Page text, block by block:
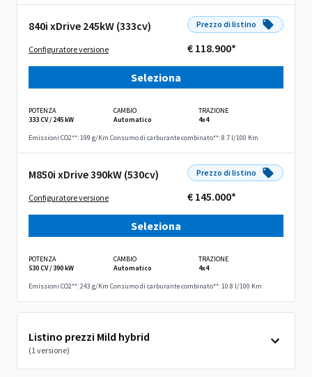
840i xDrive 245kW (333cv)
Configuratore versione
Prezzo di listino
€ 118.900*
Seleziona
POTENZA
333 CV / 245 kW
CAMBIO
Automatico
TRAZIONE
4x4
Emissioni CO2**: 199 g/Km Consumo di carburante combinato**: 8.7 l/100 Km
M850i xDrive 390kW (530cv)
Configuratore versione
Prezzo di listino
€ 145.000*
Seleziona
POTENZA
530 CV / 390 kW
CAMBIO
Automatico
TRAZIONE
4x4
Emissioni CO2**: 243 g/Km Consumo di carburante combinato**: 10.8 l/100 Km
Listino prezzi Mild hybrid
(1 versione)